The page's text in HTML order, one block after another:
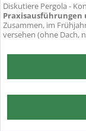
Diskutiere Pergola -
Praxisausführungen
Zusammen, im
versehen (ohne Dach,